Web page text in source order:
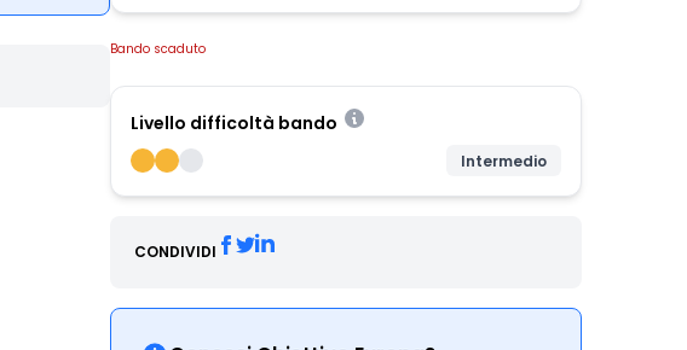
Bando scaduto
Livello difficoltà bando
Intermedio
CONDIVIDI